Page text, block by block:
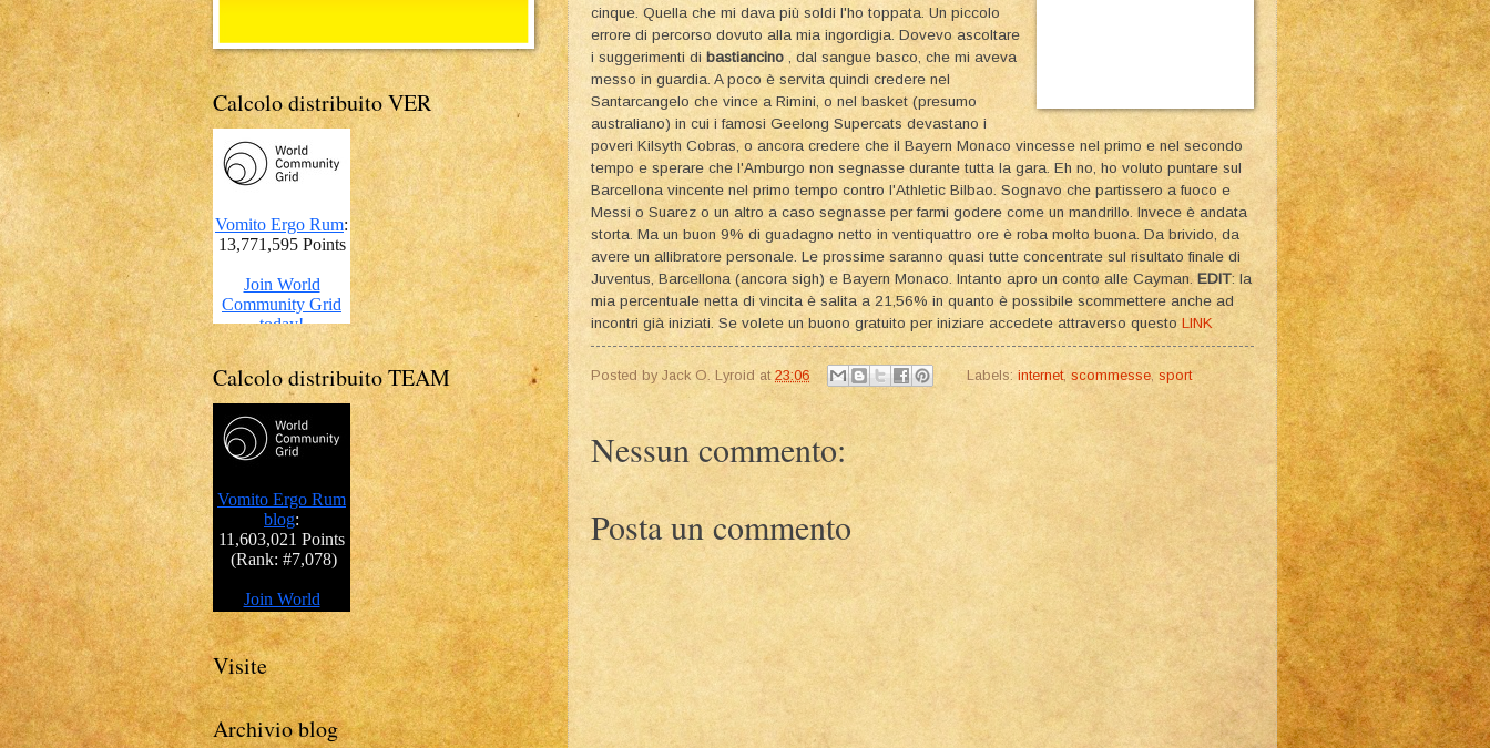
cinque. Quella che mi dava più soldi l'ho toppata. Un piccolo
errore di percorso dovuto alla mia ingordigia. Dovevo ascoltare
i suggerimenti di bastiancino
, dal sangue basco, che mi aveva
messo in guardia. A poco è servita quindi credere nel
Santarcangelo che vince a Rimini, o nel basket (presumo
australiano) in cui i famosi Geelong Supercats devastano i
poveri Kilsyth Cobras, o ancora credere che il Bayern Monaco vincesse nel primo e nel secondo
tempo e sperare che l'Amburgo non segnasse durante tutta la gara. Eh no, ho voluto puntare sul
Barcellona vincente nel primo tempo contro l'Athletic Bilbao. Sognavo che partissero a fuoco e
Messi o Suarez o un altro a caso segnasse per farmi godere come un mandrillo. Invece è andata
storta. Ma un buon 9% di guadagno netto in ventiquattro ore è roba molto buona. Da brivido, da
avere un allibratore personale. Le prossime saranno quasi tutte concentrate sul risultato finale di
Juventus, Barcellona (ancora sigh) e Bayern Monaco. Intanto apro un conto alle Cayman. EDIT: la
mia percentuale netta di vincita è salita a 21,56% in quanto è possibile scommettere anche ad
incontri già iniziati. Se volete un buono gratuito per iniziare accedete attraverso questo LINK
Posted by Jack O. Lyroid at 23:06 Labels: internet, scommesse, sport
Nessun commento:
Posta un commento
Calcolo distribuito VER
Calcolo distribuito TEAM
Visite
Archivio blog